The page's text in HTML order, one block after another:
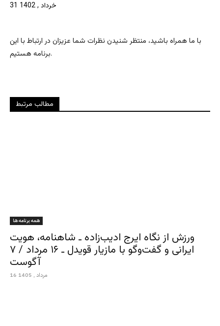
31 خرداد , 1402
با ما همراه باشید، منتظر شنیدن نظرات شما عزیزان در ارتباط با این
برنامه هستیم.
مطالب مرتبط
همه برنامه ها
ورزش از نگاه ایرج ادیب‌زاده ـ شاهنامه، هویت
ایرانی و گفت‌وگو با مازیار قویدل ـ ۱۶ مرداد / ۷
آگوست
16 مرداد , 1405